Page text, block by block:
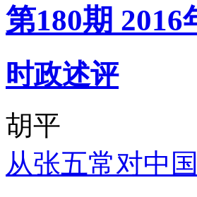
第180期 2016
时政述评
胡平
从张五常对中